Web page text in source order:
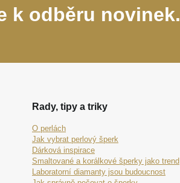
k odběru novinek.
Rady, tipy a triky
O perlách
Jak vybrat perlový šperk
Dárková inspirace
Smaltované a korálkové šperky jako trend
Laboratorní diamanty jsou budoucnost